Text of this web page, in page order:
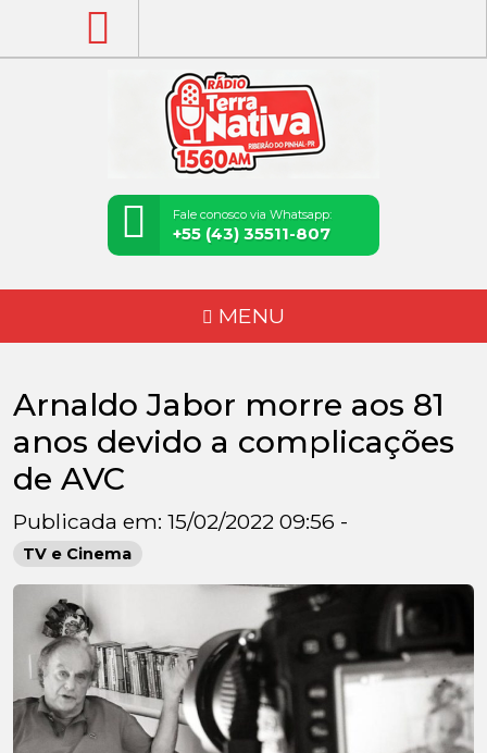
Fale conosco via Whatsapp:
+55 (43) 35511-807
MENU
Arnaldo Jabor morre aos 81
anos devido a complicações
de AVC
Publicada em: 15/02/2022 09:56 -
TV e Cinema